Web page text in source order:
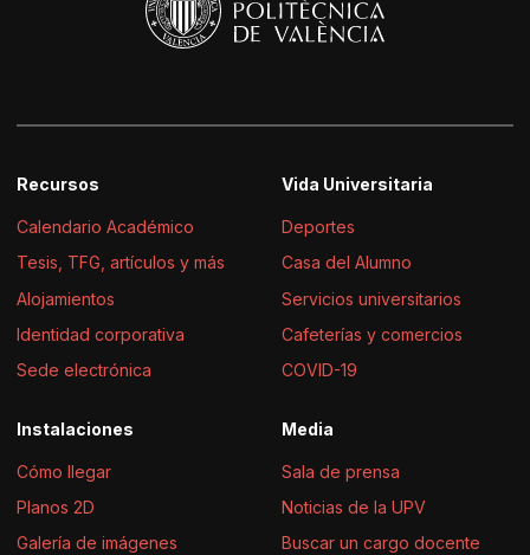
Recursos
Calendario Académico
Tesis, TFG, artículos y más
Alojamientos
Identidad corporativa
Sede electrónica
Vida Universitaria
Deportes
Casa del Alumno
Servicios universitarios
Cafeterías y comercios
COVID-19
Instalaciones
Cómo llegar
Planos 2D
Galería de imágenes
Media
Sala de prensa
Noticias de la UPV
Buscar un cargo docente